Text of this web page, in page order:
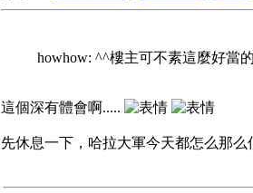
howhow: ^^樓主可不素這麼好當
這個深有體會啊.....
先休息一下，哈拉大軍今天都怎么那么